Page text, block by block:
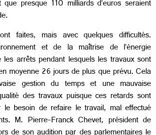
presque 110 milliards d’euros seraient
faites, mais avec quelques difficultés.
et de la maîtrise de l’énergie
arrêts pendant lesquels les travaux sont
moyenne 26 jours de plus que prévu. Cela
gestion du temps et une mauvaise
des travaux puisque ces retards sont
le besoin de refaire le travail, mal effectué
M. Pierre-Franck Chevet, président de